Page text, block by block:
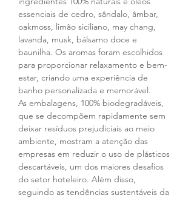
essenciais de cedro, sândalo, âmbar,
oakmoss, limão siciliano, may chang,
lavanda, musk, bálsamo doce e
baunilha. Os aromas foram escolhidos
para proporcionar relaxamento e bem-
estar, criando uma experiência de
banho personalizada e memorável.
As embalagens, 100% biodegradáveis,
que se decompõem rapidamente sem
deixar resíduos prejudiciais ao meio
ambiente, mostram a atenção das
empresas em reduzir o uso de plásticos
descartáveis, um dos maiores desafios
do setor hoteleiro. Além disso,
seguindo as tendências sustentáveis da